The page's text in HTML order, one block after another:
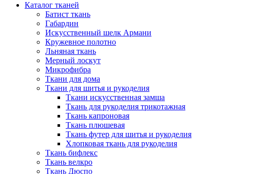
Каталог тканей
Батист ткань
Габардин
Искусственный шелк Армани
Кружевное полотно
Льняная ткань
Мерный лоскут
Микрофибра
Ткани для дома
Ткани для шитья и рукоделия
Ткани искусственная замша
Ткань для рукоделия трикотажная
Ткань капроновая
Ткань плюшевая
Ткань футер для шитья и рукоделия
Хлопковая ткань для рукоделия
Ткань бифлекс
Ткань велкро
Ткань Дюспо